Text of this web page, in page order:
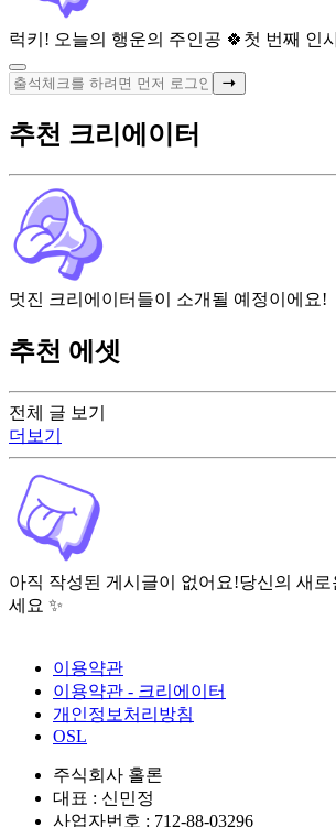
럭키! 오늘의 행운의 주인공 🍀 첫 번째 인
전체 글 보기
더보기
아직 작성된 게시글이 없어요!당신의 새
세요 ✨
추천 크리에이터
멋진 크리에이터들이 소개될 예정이에요!
추천 에셋
이용약관
이용약관 - 크리에이터
개인정보처리방침
OSL
주식회사 홀론
대표 : 신민정
사업자번호 : 712-88-03296